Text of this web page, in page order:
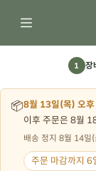
1 장
📦8월 13일(목) 오후
이후 주문은 8월
배송 정지 8월 14일
주문 마감까지 6